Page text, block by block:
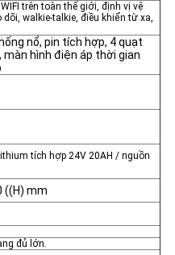
trên toàn thế giới, định vị vệ
dõi, walkie-talkie, điều khiển từ xa,
nổ, pin tích hợp, 4 quạt
hình điện áp thời gian
tích hợp 24V 20AH / nguồn
((H) mm
đủ lớn.